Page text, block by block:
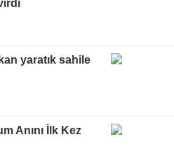
yaratık sahile
Anını İlk Kez